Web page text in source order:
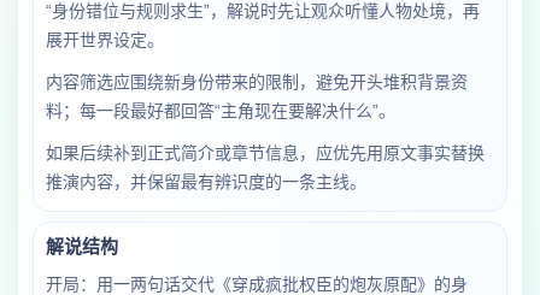
“身份错位与规则求生”，解说时先让观众听懂人物处境，再
展开世界设定。
内容筛选应围绕新身份带来的限制，避免开头堆积背景资
料；每一段最好都回答“主角现在要解决什么”。
如果后续补到正式简介或章节信息，应优先用原文事实替换
推演内容，并保留最有辨识度的一条主线。
解说结构
开局：用一两句话交代《穿成疯批权臣的炮灰原配》的身